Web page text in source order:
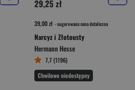
29,25 zł
39,00 zł - sugerowana cena detaliczna
Narcyz i Złotousty
Hermann Hesse
7,7 (1196)
Chwilowo niedostępny